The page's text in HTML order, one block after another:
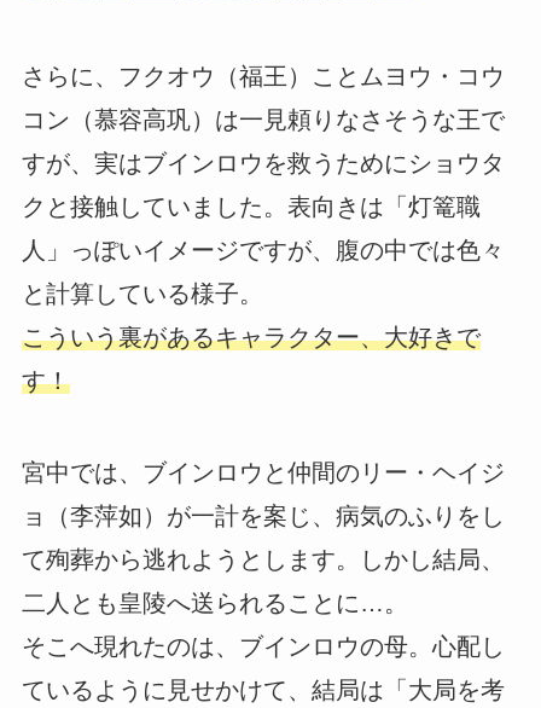
さらに、フクオウ（福王）ことムヨウ・コウ
コン（慕容高巩）は一見頼りなさそうな王で
すが、実はブインロウを救うためにショウタ
クと接触していました。表向きは「灯篭職
人」っぽいイメージですが、腹の中では色々
と計算している様子。
こういう裏があるキャラクター、大好きで
す！
宮中では、ブインロウと仲間のリー・ヘイジ
ョ（李萍如）が一計を案じ、病気のふりをし
て殉葬から逃れようとします。しかし結局、
二人とも皇陵へ送られることに…。
そこへ現れたのは、ブインロウの母。心配し
ているように見せかけて、結局は「大局を考